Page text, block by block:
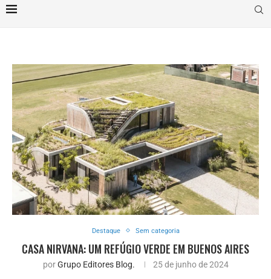
Destaque Sem categoria
CASA NIRVANA: UM REFÚGIO VERDE EM BUENOS AIRES
porGrupo Editores Blog. 25 de junho de 2024